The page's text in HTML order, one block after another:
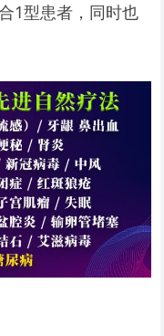
1型患者，同时也